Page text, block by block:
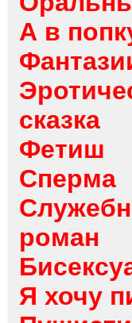
А в
сказка
Фетиш
Сперма
роман
Я хочу